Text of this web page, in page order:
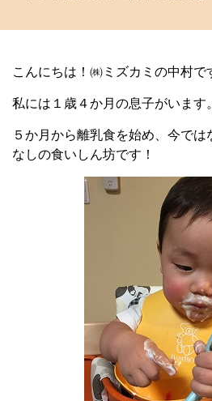
こんにちは！㈱ミズカミの中村で
私には１歳４か月の息子がいます。
５か月から離乳食を始め、今で
なしの食いしん坊です！